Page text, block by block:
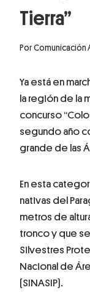
Tierra”
Por Comunicación
Ya está en
la región de la
concurso
segundo año
grande de las
En esta
nativas del
metros de
tronco y que
Silvestres
Nacional de
(SINASIP).